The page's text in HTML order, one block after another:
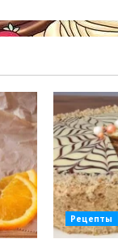
Рецепты